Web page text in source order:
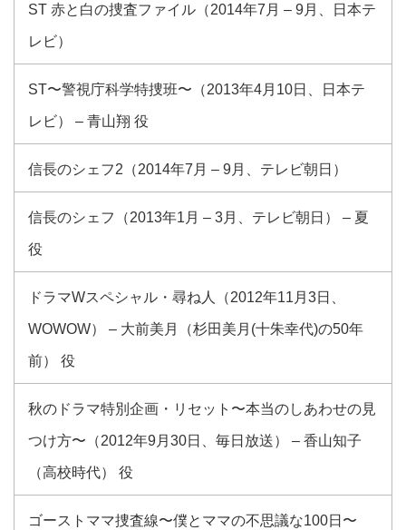
ST 赤と白の捜査ファイル（2014年7月 – 9月、日本テ
レビ）
ST〜警視庁科学特捜班〜（2013年4月10日、日本テ
レビ） – 青山翔 役
信長のシェフ2（2014年7月 – 9月、テレビ朝日）
信長のシェフ（2013年1月 – 3月、テレビ朝日） – 夏
役
ドラマWスペシャル・尋ね人（2012年11月3日、
WOWOW） – 大前美月（杉田美月(十朱幸代)の50年
前） 役
秋のドラマ特別企画・リセット〜本当のしあわせの見
つけ方〜（2012年9月30日、毎日放送） – 香山知子
（高校時代） 役
ゴーストママ捜査線〜僕とママの不思議な100日〜